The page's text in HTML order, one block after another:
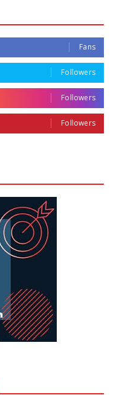
Fans
Followers
Followers
Followers